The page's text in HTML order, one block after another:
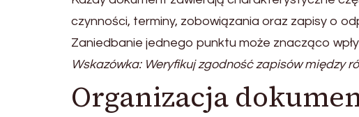
czynności, terminy, zobowiązania oraz zapisy o
Zaniedbanie jednego punktu może znacząco
Wskazówka: Weryfikuj zgodność zapisów między
Organizacja